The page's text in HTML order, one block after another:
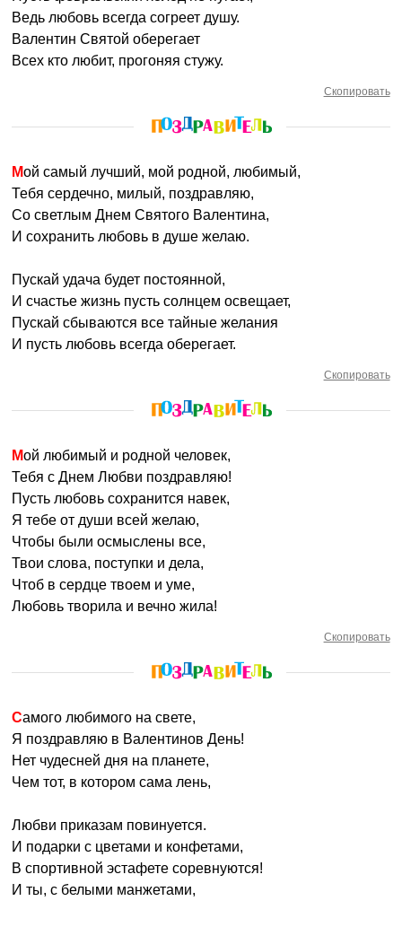
Ведь любовь всегда согреет душу.
Валентин Святой оберегает
Всех кто любит, прогоняя стужу.
Скопировать
Мой самый лучший, мой родной, любимый,
Тебя сердечно, милый, поздравляю,
Со светлым Днем Святого Валентина,
И сохранить любовь в душе желаю.
Пускай удача будет постоянной,
И счастье жизнь пусть солнцем освещает,
Пускай сбываются все тайные желания
И пусть любовь всегда оберегает.
Скопировать
Мой любимый и родной человек,
Тебя с Днем Любви поздравляю!
Пусть любовь сохранится навек,
Я тебе от души всей желаю,
Чтобы были осмыслены все,
Твои слова, поступки и дела,
Чтоб в сердце твоем и уме,
Любовь творила и вечно жила!
Скопировать
Самого любимого на свете,
Я поздравляю в Валентинов День!
Нет чудесней дня на планете,
Чем тот, в котором сама лень,
Любви приказам повинуется.
И подарки с цветами и конфетами,
В спортивной эстафете соревнуются!
И ты, с белыми манжетами,